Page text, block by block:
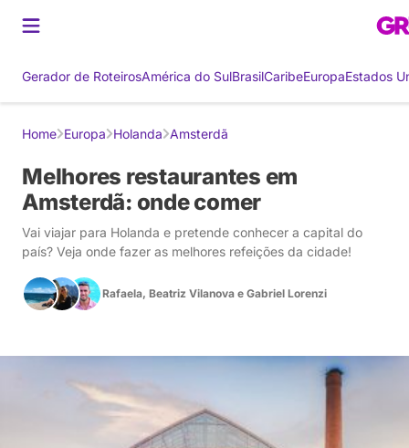
Gerador de RoteirosAmérica do SulBrasilCaribeEuropaEstados
Home Europa Holanda Amsterdã
Melhores restaurantes em
Amsterdã: onde comer
Vai viajar para Holanda e pretende conhecer a capital do
país? Veja onde fazer as melhores refeições da cidade!
Rafaela, Beatriz Vilanova e Gabriel Lorenzi